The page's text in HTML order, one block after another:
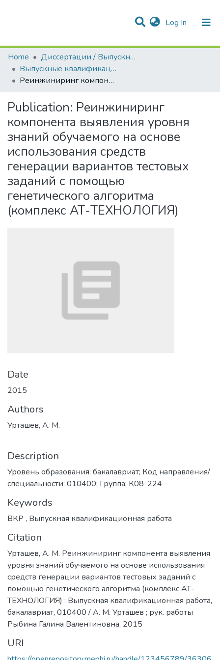
Log In (current)
Communities & Collections
Statistics
All of DSpace
Home
Диссертации / Выпускные квалификационные работы
Выпускные квалификационные работы
Реинжиниринг компонента выявления уровня знаний обучаемого на основе использования средств генерации вариантов тестовых заданий с помощью генетического алгоритма (комплекс АТ-ТЕХНОЛОГИЯ)
Publication: Реинжиниринг
компонента выявления уровня
знаний обучаемого на основе
использования средств
генерации вариантов тестовых
заданий с помощью
генетического алгоритма
(комплекс АТ-ТЕХНОЛОГИЯ)
Date
2015
Authors
Урташев, А. М.
Description
Уровень образования: бакалавриат; Код направления/
специальности: 010400; Группа: К08-224
Keywords
ВКР , Выпускная квалификационная работа
Citation
Урташев, А. М. Реинжиниринг компонента выявления
уровня знаний обучаемого на основе использования
средств генерации вариантов тестовых заданий с
помощью генетического алгоритма (комплекс АТ-
ТЕХНОЛОГИЯ) : Выпускная квалификационная работа,
бакалавриат, 010400 / А. М. Урташев ; рук. работы
Рыбина Галина Валентиновна, 2015
URI